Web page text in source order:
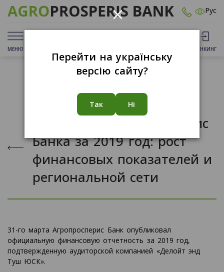
Рус
МЕНЮ БАНКИНГ
Результаты Агропросперис
Банка за 2019 год: рост
финансовых показателей и
региональной сети
31-го марта Агропросперис Банк опубликовал
официальную финансовую отчетность за 2019 год,
подтвержденную аудиторской компанией «Делойт энд
Туш ЮСК».
×
Перейти на українську
версію сайту?
Так Ні